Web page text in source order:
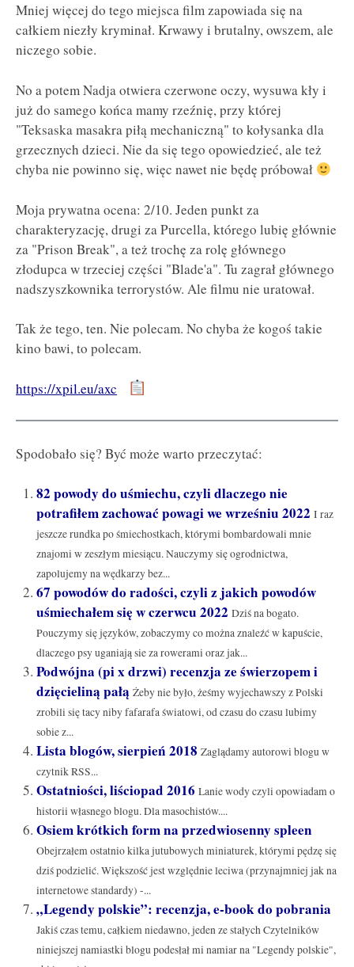
Mniej więcej do tego miejsca film zapowiada się na
całkiem niezły kryminał. Krwawy i brutalny, owszem, ale
niczego sobie.
No a potem Nadja otwiera czerwone oczy, wysuwa kły i
już do samego końca mamy rzeźnię, przy której
"Teksaska masakra piłą mechaniczną" to kołysanka dla
grzecznych dzieci. Nie da się tego opowiedzieć, ale też
chyba nie powinno się, więc nawet nie będę próbował
Moja prywatna ocena: 2/10. Jeden punkt za
charakteryzację, drugi za Purcella, którego lubię głównie
za "Prison Break", a też trochę za rolę głównego
złodupca w trzeciej części "Blade'a". Tu zagrał głównego
nadszyszkownika terrorystów. Ale filmu nie uratował.
Tak że tego, ten. Nie polecam. No chyba że kogoś takie
kino bawi, to polecam.
https://xpil.eu/axc
Spodobało się? Być może warto przeczytać:
82 powody do uśmiechu, czyli dlaczego nie
potrafiłem zachować powagi we wrześniu 2022 I raz
jeszcze rundka po śmiechostkach, którymi bombardowali mnie
znajomi w zeszłym miesiącu. Nauczymy się ogrodnictwa,
zapolujemy na wędkarzy bez...
67 powodów do radości, czyli z jakich powodów
uśmiechałem się w czerwcu 2022 Dziś na bogato.
Pouczymy się języków, zobaczymy co można znaleźć w kapuście,
dlaczego psy uganiają sie za rowerami oraz jak...
Podwójna (pi x drzwi) recenzja ze świerzopem i
dzięcieliną pałą Żeby nie było, żeśmy wyjechawszy z Polski
zrobili się tacy niby fafarafa światowi, od czasu do czasu lubimy
sobie z...
Lista blogów, sierpień 2018 Zaglądamy autorowi blogu w
czytnik RSS...
Ostatniości, liściopad 2016 Lanie wody czyli opowiadam o
historii własnego blogu. Dla masochistów....
Osiem krótkich form na przedwiosenny spleen
Obejrzałem ostatnio kilka jutubowych miniaturek, którymi pędzę się
dziś podzielić. Większość jest względnie leciwa (przynajmniej jak na
internetowe standardy) -...
„Legendy polskie”: recenzja, e-book do pobrania
Jakiś czas temu, całkiem niedawno, jeden ze stałych Czytelników
niniejszej namiastki blogu podesłał mi namiar na "Legendy polskie",